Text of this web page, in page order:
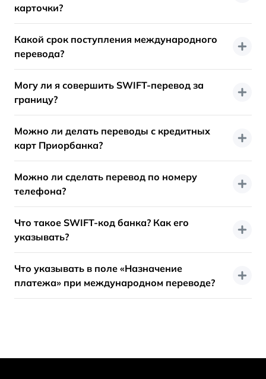
карточки?
Какой срок поступления международного
перевода?
Могу ли я совершить SWIFT-перевод за
границу?
Можно ли делать переводы с кредитных
карт Приорбанка?
Можно ли сделать перевод по номеру
телефона?
Что такое SWIFT-код банка? Как его
указывать?
Что указывать в поле «Назначение
платежа» при международном переводе?